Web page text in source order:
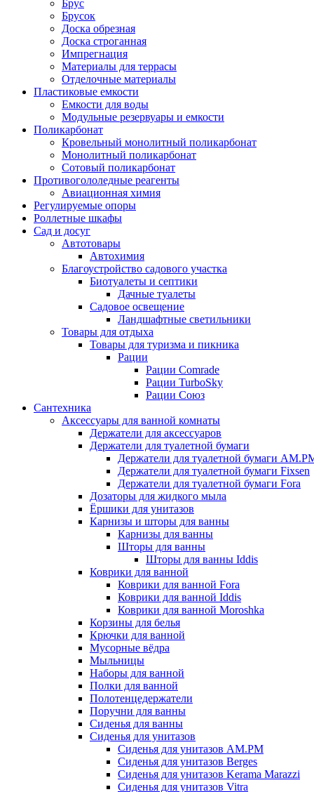
Брус
Брусок
Доска обрезная
Доска строганная
Импрегнация
Материалы для террасы
Отделочные материалы
Пластиковые емкости
Емкости для воды
Модульные резервуары и емкости
Поликарбонат
Кровельный монолитный поликарбонат
Монолитный поликарбонат
Сотовый поликарбонат
Противогололедные реагенты
Авиационная химия
Регулируемые опоры
Роллетные шкафы
Сад и досуг
Автотовары
Автохимия
Благоустройство садового участка
Биотуалеты и септики
Дачные туалеты
Садовое освещение
Ландшафтные светильники
Товары для отдыха
Товары для туризма и пикника
Рации
Рации Comrade
Рации TurboSky
Рации Союз
Сантехника
Аксессуары для ванной комнаты
Держатели для аксессуаров
Держатели для туалетной бумаги
Держатели для туалетной бумаги
Держатели для туалетной бумаги Fixsen
Держатели для туалетной бумаги Fora
Дозаторы для жидкого мыла
Ёршики для унитазов
Карнизы и шторы для ванны
Карнизы для ванны
Шторы для ванны
Шторы для ванны Iddis
Коврики для ванной
Коврики для ванной Fora
Коврики для ванной Iddis
Коврики для ванной Moroshka
Корзины для белья
Крючки для ванной
Мусорные вёдра
Мыльницы
Наборы для ванной
Полки для ванной
Полотенцедержатели
Поручни для ванны
Сиденья для ванны
Сиденья для унитазов
Сиденья для унитазов AM.PM
Сиденья для унитазов Berges
Сиденья для унитазов Kerama Marazzi
Сиденья для унитазов Vitra